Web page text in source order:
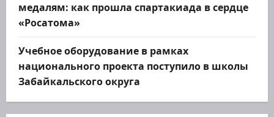
медалям: как прошла спартакиада в сердце
«Росатома»
Учебное оборудование в рамках
национального проекта поступило в школы
Забайкальского округа